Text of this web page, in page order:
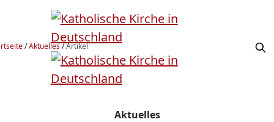
/Aktuelles/Artikel
Aktuelles